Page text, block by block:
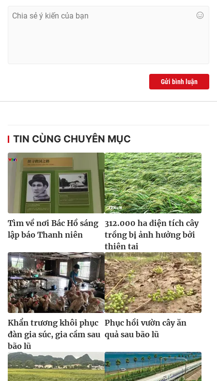
Gửi bình luận
TIN CÙNG CHUYÊN MỤC
Tìm về nơi Bác Hồ sáng
lập báo Thanh niên
312.000 ha diện tích cây
trồng bị ảnh hưởng bởi
thiên tai
Khẩn trương khôi phục
đàn gia súc, gia cầm sau
bão lũ
Phục hồi vườn cây ăn
quả sau bão lũ